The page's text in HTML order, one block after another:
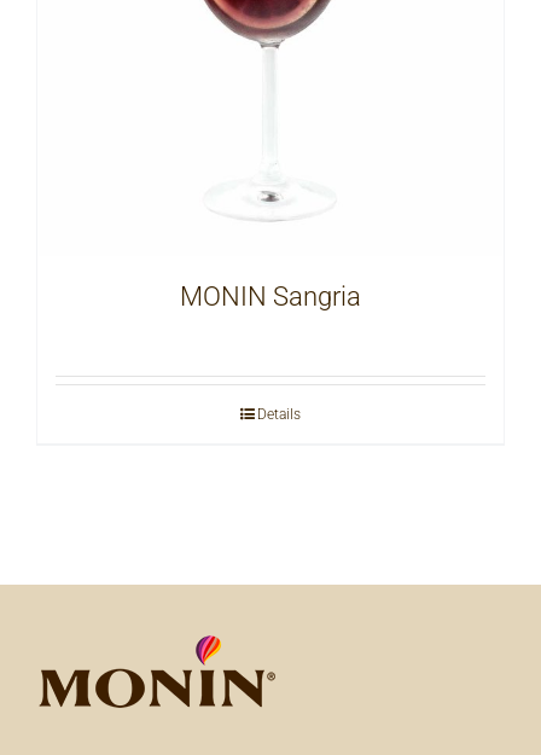
MONIN Sangria
Details